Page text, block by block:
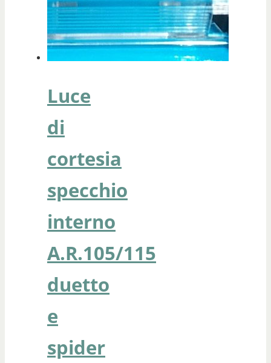
Luce
di
cortesia
specchio
interno
A.R.105/115
duetto
e
spider